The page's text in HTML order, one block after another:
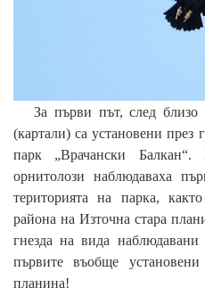
За първи път, след близо
(картали) са установени през
парк „Врачански
орнитолози наблюдаваха
територията на парка,
района на Източна стара
гнезда на вида
първите въобще
планина!